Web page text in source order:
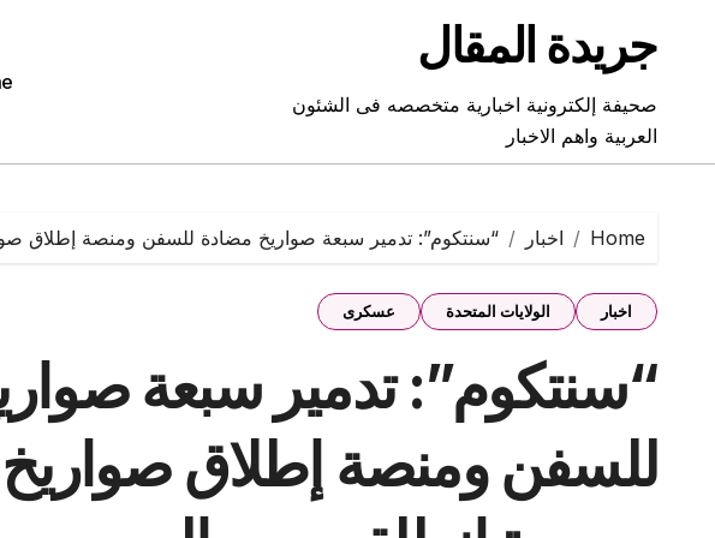
contentجريدة المقال
صحيفة إلكترونية اخبارية متخصصه فى الشئون
العربية واهم الاخبار
Home اخبار “سنتكوم”: تدمير سبعة صواريخ مضادة للسفن ومنصة إطلاق
اخبار الولايات المتحدة عسكرى
“سنتكوم”: تدمير سبعة
للسفن ومنصة إطلاق